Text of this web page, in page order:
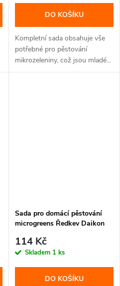
DO KOŠÍKU
Kompletní sada obsahuje vše
potřebné pro pěstování
mikrozeleniny, což jsou mladé...
Sada pro domácí pěstování
microgreens Ředkev Daikon
114 Kč
Skladem 1 ks
DO KOŠÍKU